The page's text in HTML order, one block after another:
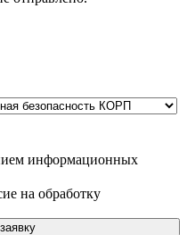
информационных
на обработку